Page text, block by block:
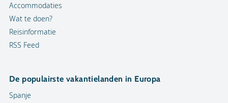
Accommodaties
Wat te doen?
Reisinformatie
RSS Feed
De populairste vakantielanden in Europa
Spanje